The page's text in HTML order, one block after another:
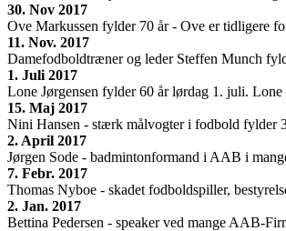
30. Nov 2017
Ove Markussen fylder 70 år - Ove er tidligere
11. Nov. 2017
Damefodboldtræner og leder Steffen Munch
1. Juli 2017
Lone Jørgensen fylder 60 år lørdag 1. juli.
15. Maj 2017
Nini Hansen - stærk målvogter i fodbold fylder
2. April 2017
Jørgen Sode - badmintonformand i AAB i
7. Febr. 2017
Thomas Nyboe - skadet fodboldspiller,
2. Jan. 2017
Bettina Pedersen - speaker ved mange AAB-